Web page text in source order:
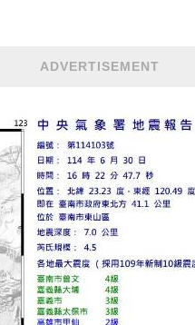
ADVERTISEMENT